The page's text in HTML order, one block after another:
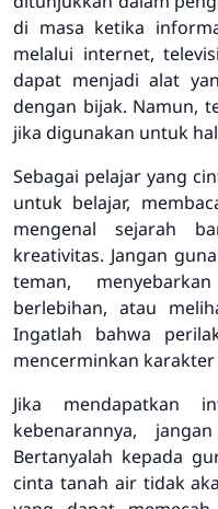
di masa ketika
melalui internet,
dapat menjadi alat
dengan bijak. Namun,
jika digunakan untuk
Sebagai pelajar yang
untuk belajar,
mengenal sejarah
kreativitas. Jangan
teman,
berlebihan, atau
Ingatlah bahwa
mencerminkan karakter
Jika mendapatkan
kebenarannya,
Bertanyalah kepada
cinta tanah air tidak